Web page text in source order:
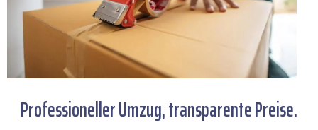
Professioneller Umzug, transparente Preise.